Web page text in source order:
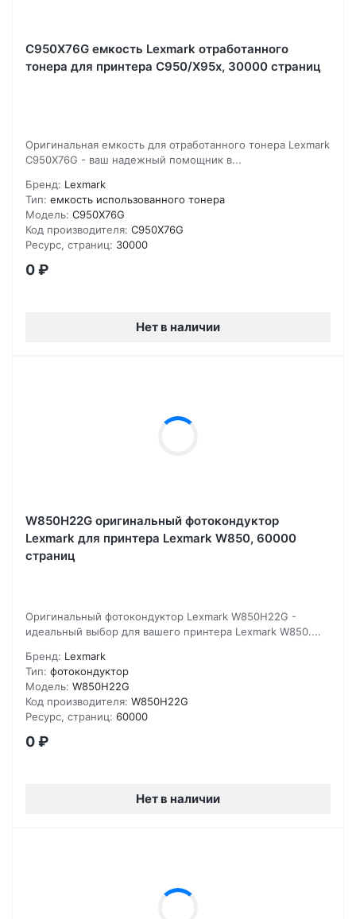
C950X76G емкость Lexmark отработанного
тонера для принтера C950/X95x, 30000 страниц
Оригинальная емкость для отработанного тонера Lexmark
C950X76G - ваш надежный помощник в...
Бренд: Lexmark
Тип: емкость использованного тонера
Модель: C950X76G
Код производителя: C950X76G
Ресурс, страниц: 30000
0₽
Нет в наличии
W850H22G оригинальный фотокондуктор
Lexmark для принтера Lexmark W850, 60000
страниц
Оригинальный фотокондуктор Lexmark W850H22G -
идеальный выбор для вашего принтера Lexmark W850....
Бренд: Lexmark
Тип: фотокондуктор
Модель: W850H22G
Код производителя: W850H22G
Ресурс, страниц: 60000
0₽
Нет в наличии